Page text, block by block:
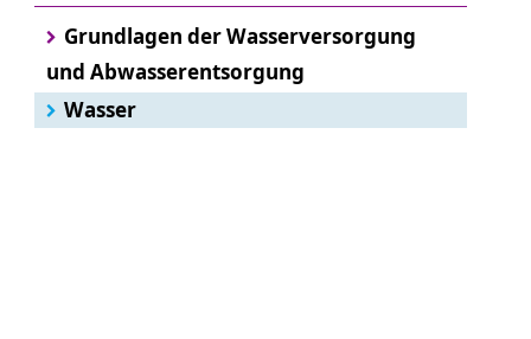
Grundlagen der Wasserversorgung
und Abwasserentsorgung
Wasser